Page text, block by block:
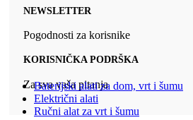
NEWSLETTER
Pogodnosti za korisnike
KORISNIČKA PODRŠKA
Za sva vaša pitanja
Baterijski alati za dom, vrt i šumu
Električni alati
Ručni alat za vrt i šumu